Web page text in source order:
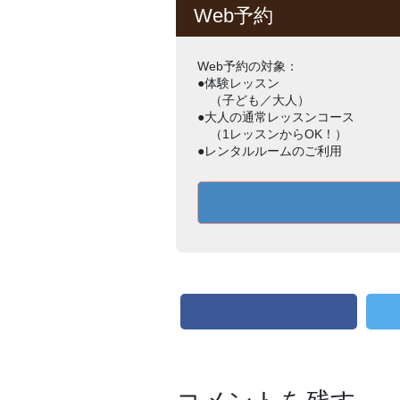
Web予約
Web予約の対象：
●体験レッスン
（子ども／大人）
●大人の通常レッスンコース
（1レッスンからOK！）
●レンタルルームのご利用